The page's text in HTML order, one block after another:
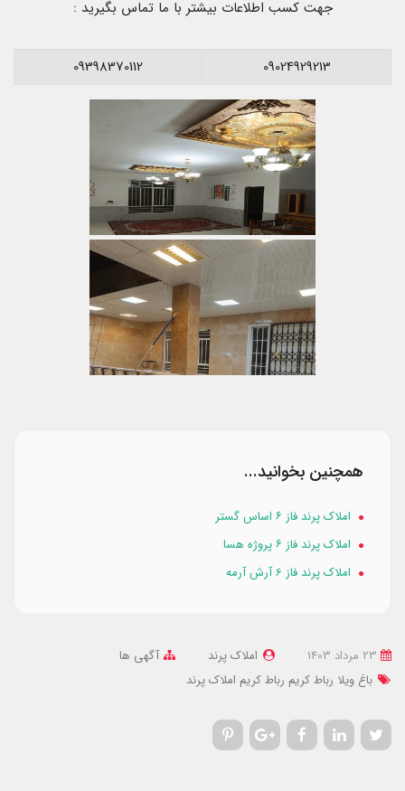
جهت کسب اطلاعات بیشتر با ما تماس بگیرید :
09024929213
09398370112
همچنین بخوانید...
املاک پرند فاز ۶ اساس گستر
املاک پرند فاز ۶ پروژه هسا
املاک پرند فاز 6 آرش آرمه
املاک پرند
آگهی ها
باغ ویلا رباط کریم رباط کریم املاک پرند